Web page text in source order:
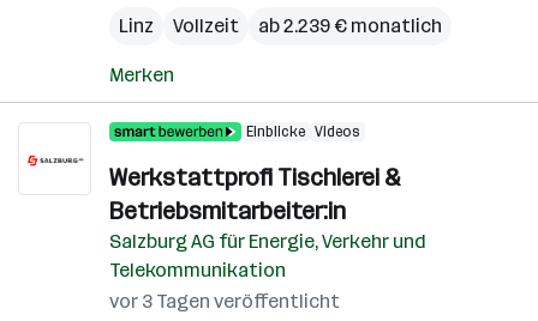
Linz
Vollzeit ab 2.239 € monatlich
Merken
Einblicke Videos
Werkstattprofi Tischlerei &
Betriebsmitarbeiter:in
Salzburg AG für Energie, Verkehr und
Telekommunikation
vor 3 Tagen veröffentlicht